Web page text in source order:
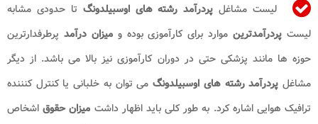
لیست مشاغل پردرآمد رشته های اوسبیلدونگ تا حدودی مشابه
لیستپردرآمدترینموارد برای کارآموزی بوده ومیزان درآمد پرطرفدارترین
حوزه ها مانند پزشکی حتی در دوران کارآموزی نیز بالا می باشد. از دیگر
مشاغلپردرآمد رشته های اوسبیلدونگمی توان به خلبانی یا کنترل کنننده
ترافیک هوایی اشاره کرد. به طور کلی باید اظهار داشت میزان حقوقاشخاص